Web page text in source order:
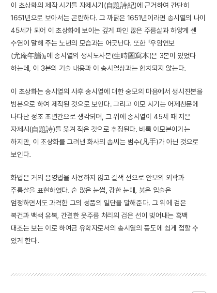
이 초상화의 제작 시기를 자제시기(自題詩紀)에 근거하여 간단히
1651년으로 보아서는 곤란하다. 그 까닭은 1651년이라면 송시열의 나이
45세가 되어 이 초상화에 보이는 깊게 파인 많은 주름살과 하얗게 센
수염이 말해 주는 노년의 모습과는 어긋난다. 또한 『우암연보
(尤庵年譜)』에 송시열의 생시도사본(生時圖寫本)은 3본이 있었다
하는데, 이 3본의 기술 내용과 이 송시열상과는 합치되지 않는다.
이 초상화는 송시열의 사후 송시열에 대한 숭모의 마음에서 생시진본을
범본으로 하여 제작된 것으로 보인다. 그리고 이모 시기는 어제찬문에
나타난 정조 초년간으로 생각되며, 그 위에 송시열이 45세 때 지은
자제시(自題詩)를 옮겨 적은 것으로 추정된다. 비록 이모본이기는
하지만, 이 초상화를 그려낸 화사의 솜씨는 범수(凡手)가 아닌 것으로
보인다.
화법은 거의 음영법을 사용하지 않고 갈색 선으로 안모의 외곽과
주름살을 표현하였다. 숱 많은 눈썹, 강한 눈매, 붉은 입술은
엄정하면서도 과격한 그의 성품의 일단을 말해준다. 그 위에 검은
복건과 백색 유복, 간결한 옷주름 처리의 검은 선이 빚어내는 흑백
대조는 보는 이로 하여금 유학자로서의 송시열의 풍도에 쉽게 접할 수
있게 한다.